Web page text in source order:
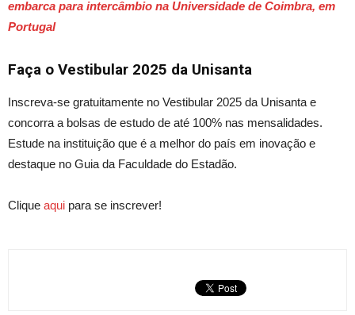
embarca para intercâmbio na Universidade de Coimbra, em
Portugal
Faça o Vestibular 2025 da Unisanta
Inscreva-se gratuitamente no Vestibular 2025 da Unisanta e
concorra a bolsas de estudo de até 100% nas mensalidades.
Estude na instituição que é a melhor do país em inovação e
destaque no Guia da Faculdade do Estadão.
Clique aqui para se inscrever!